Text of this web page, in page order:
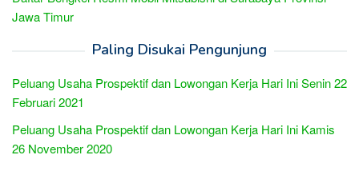
Jawa Timur
Paling Disukai Pengunjung
Peluang Usaha Prospektif dan Lowongan Kerja Hari Ini Senin 22
Februari 2021
Peluang Usaha Prospektif dan Lowongan Kerja Hari Ini Kamis
26 November 2020